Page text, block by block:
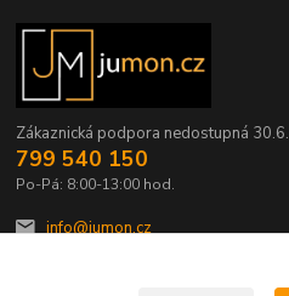
Zákaznická podpora nedostupná 30.6.
799 540 150
Po-Pá: 8:00-13:00 hod.
info@jumon.cz